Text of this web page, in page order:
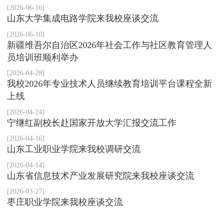
[2026-06-16]
山东大学集成电路学院来我校座谈交流
[2026-06-10]
新疆维吾尔自治区2026年社会工作与社区教育管理人
员培训班顺利举办
[2026-04-28]
我校2026年专业技术人员继续教育培训平台课程全新
上线
[2026-04-24]
宁继红副校长赴国家开放大学汇报交流工作
[2026-04-16]
山东工业职业学院来我校调研交流
[2026-04-14]
山东省信息技术产业发展研究院来我校座谈交流
[2026-03-27]
枣庄职业学院来我校座谈交流